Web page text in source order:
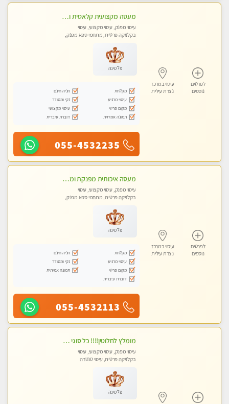
לפרטים
נוספים
עיסוי במרכז
נצרת עילית
מעסה מקצועית קלאסית ומפנקת בחיפה
עיסוי מפנק, עיסוי מקצועי, עיסוי
בקלניקה פרטית, מתחמי ספא מפנק,
פלטינה
מקלחת
חניה חינם
עיסוי מרגיע
נקי ומסודר
מקום פרטי
עיסוי מקצועי
תמונה אמיתית
דוברת עיברית
055-4532235
לפרטים
נוספים
עיסוי במרכז
נצרת עילית
מעסה איכותית מפנקת ומקצועית מאוד-עיסוי מרגיע ושקט במקום מדהים עיסוי מושקע מאוד לכל שרירי הגוף...מומלץ!! פרטי !!
עיסוי מפנק, עיסוי מקצועי, עיסוי
בקלניקה פרטית, מתחמי ספא מפנק,
פלטינה
מקלחת
חניה חינם
עיסוי מרגיע
נקי ומסודר
מקום פרטי
תמונה אמיתית
דוברת עיברית
055-4532113
מומלץ לחלוטין!!!! כל סוגי העיסויים מעסה מקצועית ואיכותית פרטי!!!
עיסוי מפנק, עיסוי מקצועי, עיסוי
בקלניקה פרטית, עיסוי טנטרה
פלטינה